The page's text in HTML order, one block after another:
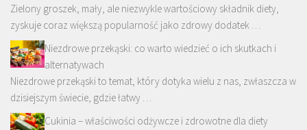
Zielony groszek, mały, ale niezwykle wartościowy składnik diety,
zyskuje coraz większą popularność jako zdrowy dodatek …
Niezdrowe przekąski: co warto wiedzieć o ich skutkach i
alternatywach
Niezdrowe przekąski to temat, który dotyka wielu z nas, zwłaszcza w
dzisiejszym świecie, gdzie łatwy …
Cukinia – właściwości odżywcze i zdrowotne dla diety